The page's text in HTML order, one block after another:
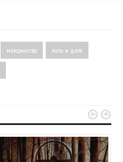
материнство мать и дитя
 